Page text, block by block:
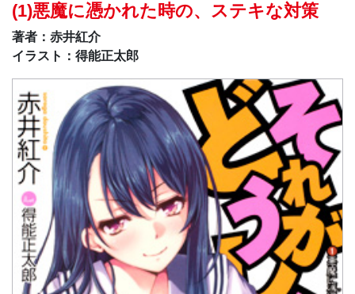
(1)悪魔に憑かれた時の、ステキな対策
著者：赤井紅介
イラスト：得能正太郎